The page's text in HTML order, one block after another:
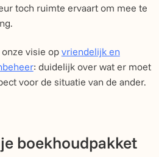
toch ruimte ervaart om mee te
visie op vriendelijk en
: duidelijk over wat er moet
voor de situatie van de ander.
boekhoudpakket